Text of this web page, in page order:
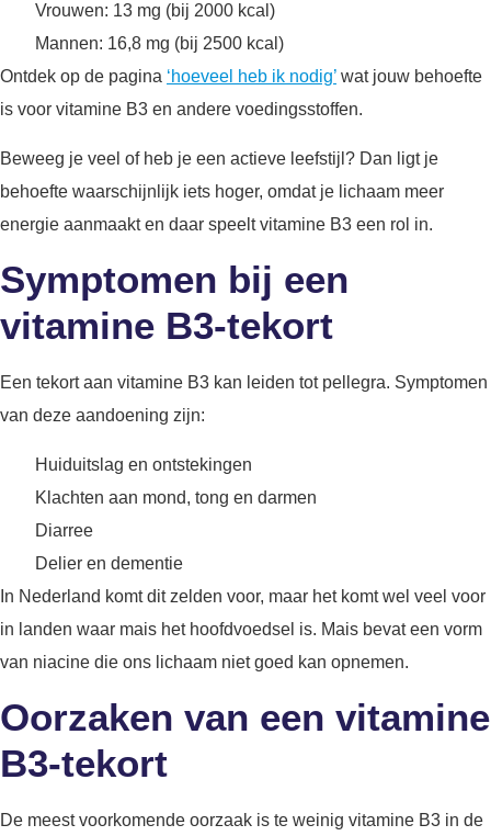
Vrouwen: 13 mg (bij 2000 kcal)
Mannen: 16,8 mg (bij 2500 kcal)
Ontdek op de pagina ‘hoeveel heb ik nodig’ wat jouw behoefte
is voor vitamine B3 en andere voedingsstoffen.
Beweeg je veel of heb je een actieve leefstijl? Dan ligt je
behoefte waarschijnlijk iets hoger, omdat je lichaam meer
energie aanmaakt en daar speelt vitamine B3 een rol in.
Symptomen bij een
vitamine B3-tekort
Een tekort aan vitamine B3 kan leiden tot pellegra. Symptomen
van deze aandoening zijn:
Huiduitslag en ontstekingen
Klachten aan mond, tong en darmen
Diarree
Delier en dementie
In Nederland komt dit zelden voor, maar het komt wel veel voor
in landen waar mais het hoofdvoedsel is. Mais bevat een vorm
van niacine die ons lichaam niet goed kan opnemen.
Oorzaken van een vitamine
B3-tekort
De meest voorkomende oorzaak is te weinig vitamine B3 in de